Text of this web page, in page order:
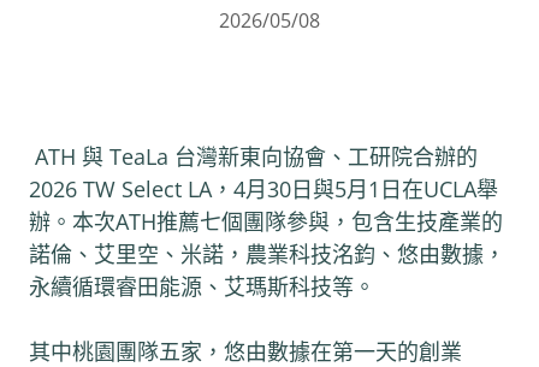
2026/05/08
ATH 與 TeaLa 台灣新東向協會、工研院合辦的
2026 TW Select LA，4月30日與5月1日在UCLA舉
辦。本次ATH推薦七個團隊參與，包含生技產業的
諾倫、艾里空、米諾，農業科技洺鈞、悠由數據，
永續循環睿田能源、艾瑪斯科技等。
其中桃園團隊五家，悠由數據在第一天的創業